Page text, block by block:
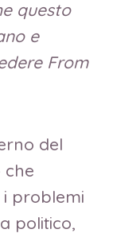
questo
e
From
del
che
problemi
politico,